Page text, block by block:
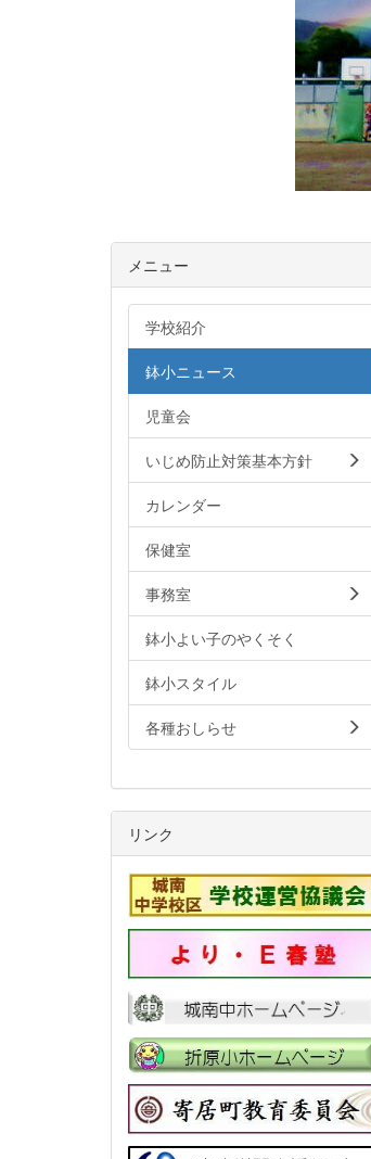
メニュー
学校紹介
鉢小ニュース
児童会
いじめ防止対策基本方針
カレンダー
保健室
事務室
鉢小よい子のやくそく
鉢小スタイル
各種おしらせ
リンク